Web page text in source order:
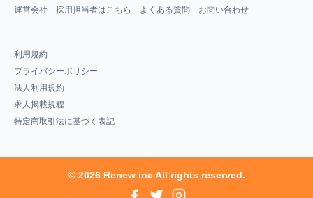
運営会社 採用担当者はこちら よくある質問 お問い合わせ
利用規約
プライバシーポリシー
法人利用規約
求人掲載規程
特定商取引法に基づく表記
© 2026 Renew inc All rights reserved.